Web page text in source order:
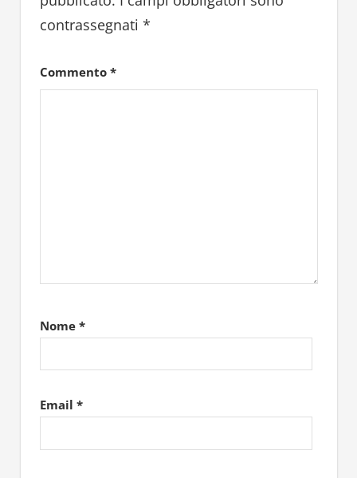
contrassegnati *
Commento *
Nome *
Email *